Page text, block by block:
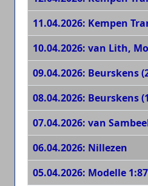
11.04.2026: Kempen
10.04.2026: van Lith,
09.04.2026: Beurskens
08.04.2026: Beurskens
07.04.2026: van
06.04.2026: Nillezen
05.04.2026: Modelle